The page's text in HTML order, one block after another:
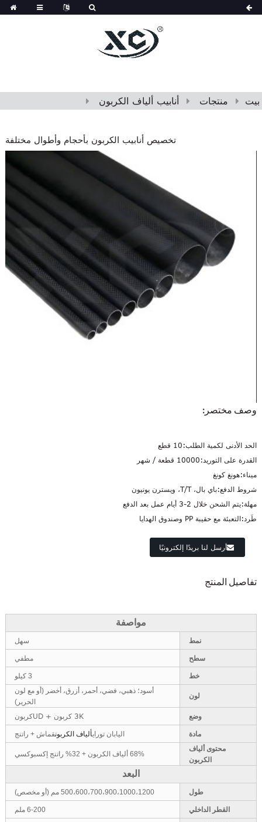
بيت منتجات أنابيب ألياف الكربون
تخصيص أنابيب الكربون بأحجام وأطوال مختلفة
وصف مختصر:
الحد الأدنى لكمية الطلب: 10 قطع
القدرة على التوريد: 10000 قطعة / شهر
ميناء:هونغ كونغ
شروط الدفع:باي بال، T/T، ويسترن يونيون
مهلة:يتم الشحن خلال 2-3 أيام عمل بعد الدفع
طَرد:التعبئة مع حقيبة PP وصندوق الهدايا
أرسل لنا بريدًا إلكترونيًا
تفاصيل المنتج
مواصفة
نمط سهل
سطح مطفي
خط 3 كيلو
لون
أسود؛ ذهبي، فضي، أحمر، أزرق، أخضر (أو مع لون
الحرير)
وضع
3K كربون + UDكربون
مادة اليابان تورايألياف الكربونقماش + راتنج
محتوى ألياف
الكربون
68% ألياف الكربون + 32% راتنج إكسبوكسي
البعد
طول 500،600،700،900،1000،1200 مم (أو مخصص)
القطر الداخلي 6-200 ملم